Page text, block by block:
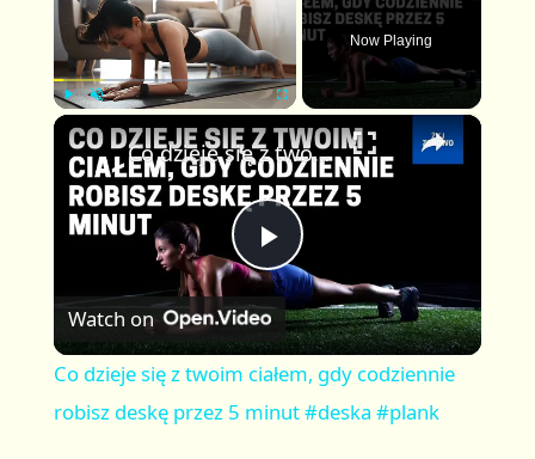
l
a
y
n
m
u
t
u
l
l
c
r
e
n
Now Playing
×
P
l
a
Co dzieje się z twoim ciałem, gdy codziennie robisz deskę przez 5 minut #deska #plank
Watch on
Co dzieje się z twoim ciałem, gdy codziennie
robisz deskę przez 5 minut #deska #plank